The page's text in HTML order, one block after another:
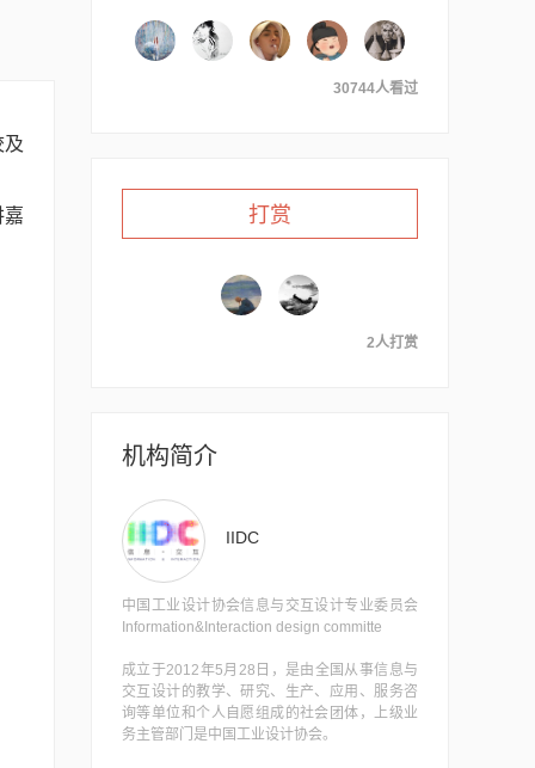
及
嘉
30744人看过
打赏
2人打赏
机构简介
IIDC
中国工业设计协会信息与交互设计专业委员会
Information&Interaction design committe
成立于2012年5月28日，是由全国从事信息与
交互设计的教学、研究、生产、应用、服务咨
询等单位和个人自愿组成的社会团体，上级业
务主管部门是中国工业设计协会。